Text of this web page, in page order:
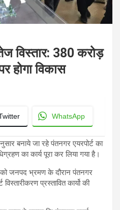
विस्तार: 380 करोड़
होगा विकास
WhatsApp
बनाये जा रहे पंतनगर एयरपोर्ट का
का कार्य पूरा कर लिया गया है।
जनपद भ्रमण के दौरान पंतनगर
विस्तारीकरण प्रस्तावित कार्यो की